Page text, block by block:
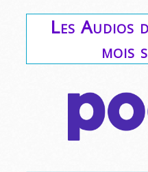
Les Audios
mois